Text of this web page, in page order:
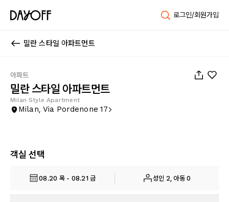
로그인/회원가입
밀란 스타일 아파트먼트
아파트
밀란 스타일 아파트먼트
Milan Style Apartment
Milan, Via Pordenone 17
객실 선택
08.20 목 - 08.21 금 성인 2, 아동 0